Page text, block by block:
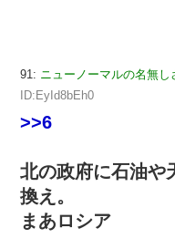
91: ニューノーマルの名無し
ID:EyId8bEh0
>>6
北の政府に石油や
換え。
まあロシア